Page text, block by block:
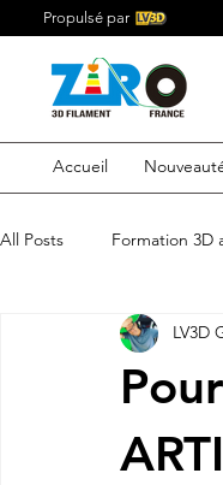
Propulsé par
Accueil
All Posts Formation 3D
Acheter du Filament
Filaments 3D PLA
LV3D